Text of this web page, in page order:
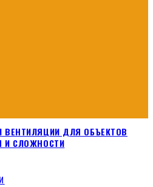
ВЕНТИЛЯЦИИ ДЛЯ ОБЪЕКТОВ
И СЛОЖНОСТИ